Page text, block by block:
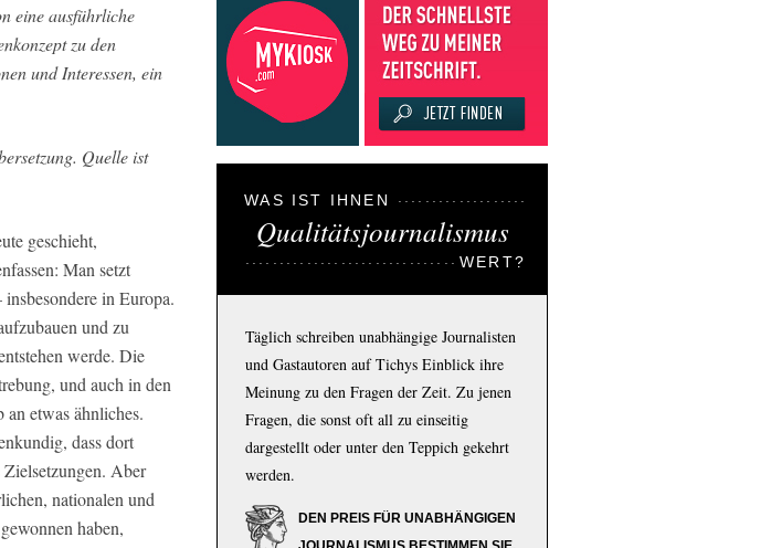
eine ausführliche
zu den
und Interessen, ein
Quelle ist
geschieht,
Man setzt
in Europa.
und zu
werde. Die
und auch in den
an etwas ähnliches.
dass dort
Zielsetzungen. Aber
nationalen und
haben,
WAS IST IHNEN
Qualitätsjournalismus
WERT?
Täglich schreiben unabhängige Journalisten
und Gastautoren auf Tichys Einblick ihre
Meinung zu den Fragen der Zeit. Zu jenen
Fragen, die sonst oft all zu einseitig
dargestellt oder unter den Teppich gekehrt
werden.
DEN PREIS FÜR UNABHÄNGIGEN